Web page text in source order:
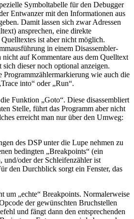
Symboltabelle für den Debugger
Entwanzer mit den Informationen aus
Damit lassen sich zwar Adressen
ansprechen, eine direkte
ist aber nicht möglich.
in einem Disassembler-
nicht auf Kommentare aus dem Quelltext
sich dieser noch optional anzeigen.
Programmzählermarkierung wie auch die
into“ oder „Run“.
Funktion „Goto“. Diese disassembliert
Stelle, führt das Programm aber nicht
erreicht man nur über den Umweg:
des DSP unter die Lupe nehmen zu
bedingten „Breakpoints“ (ein
und/oder der Schleifenzähler ist
den Durchblick sorgt ein Fenster, das
um „echte“ Breakpoints. Normalerweise
der gewünschten Bruchstellen
und fängt dann den entsprechenden